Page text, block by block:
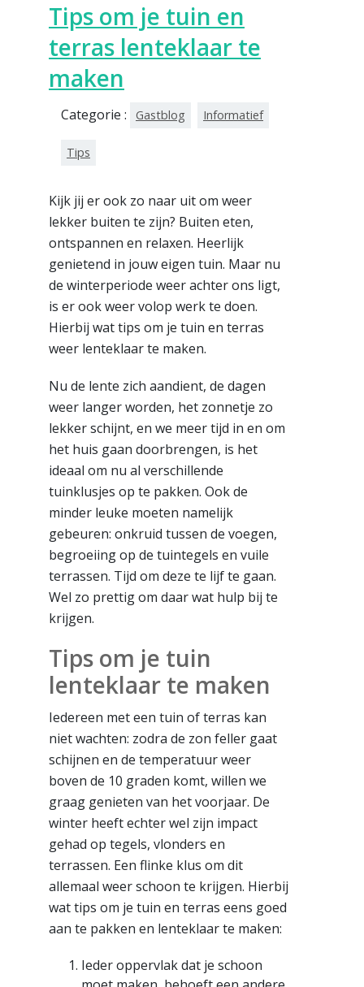
Tips om je tuin en
terras lenteklaar te
maken
Categorie : Gastblog Informatief
Tips
Kijk jij er ook zo naar uit om weer
lekker buiten te zijn? Buiten eten,
ontspannen en relaxen. Heerlijk
genietend in jouw eigen tuin. Maar nu
de winterperiode weer achter ons ligt,
is er ook weer volop werk te doen.
Hierbij wat tips om je tuin en terras
weer lenteklaar te maken.
Nu de lente zich aandient, de dagen
weer langer worden, het zonnetje zo
lekker schijnt, en we meer tijd in en om
het huis gaan doorbrengen, is het
ideaal om nu al verschillende
tuinklusjes op te pakken. Ook de
minder leuke moeten namelijk
gebeuren: onkruid tussen de voegen,
begroeiing op de tuintegels en vuile
terrassen. Tijd om deze te lijf te gaan.
Wel zo prettig om daar wat hulp bij te
krijgen.
Tips om je tuin
lenteklaar te maken
Iedereen met een tuin of terras kan
niet wachten: zodra de zon feller gaat
schijnen en de temperatuur weer
boven de 10 graden komt, willen we
graag genieten van het voorjaar. De
winter heeft echter wel zijn impact
gehad op tegels, vlonders en
terrassen. Een flinke klus om dit
allemaal weer schoon te krijgen. Hierbij
wat tips om je tuin en terras eens goed
aan te pakken en lenteklaar te maken:
Ieder oppervlak dat je schoon